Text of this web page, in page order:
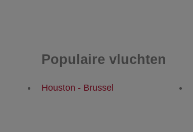
Populaire vluchten
Houston - Brussel